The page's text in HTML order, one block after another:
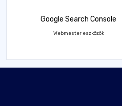
Google Search Console
Webmester eszközök